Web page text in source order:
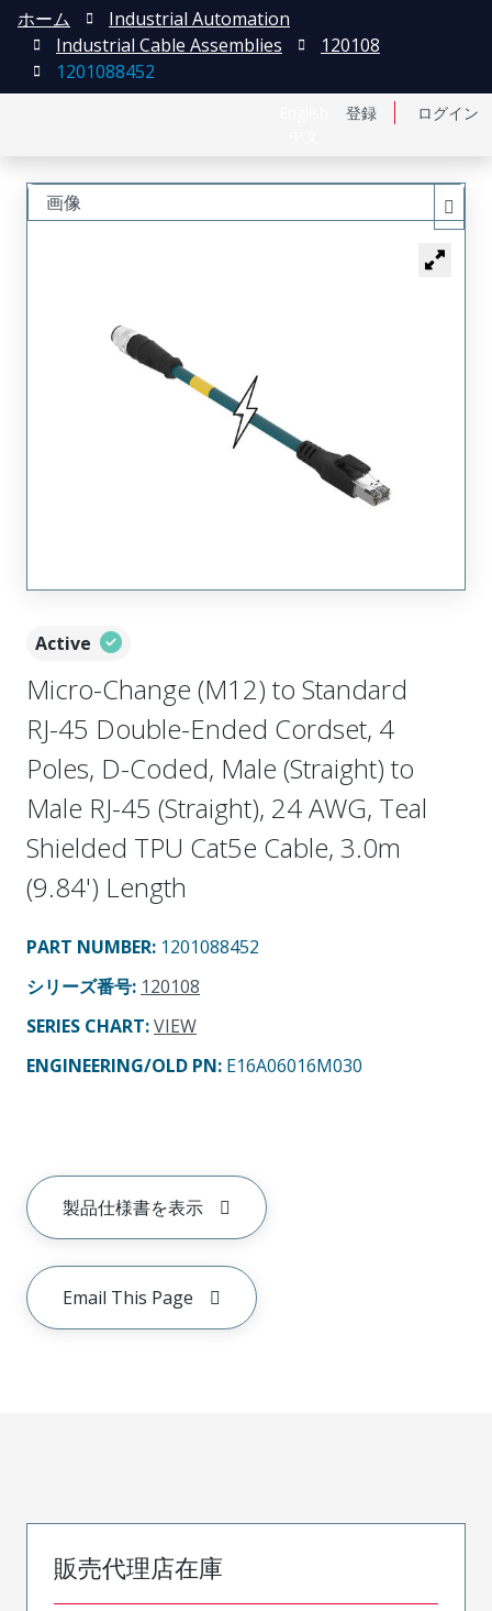
登録 ログイン
ホーム
Industrial Automation
Industrial Cable Assemblies
120108
1201088452
Active
Micro-Change (M12) to Standard
RJ-45 Double-Ended Cordset, 4
Poles, D-Coded, Male (Straight) to
Male RJ-45 (Straight), 24 AWG, Teal
Shielded TPU Cat5e Cable, 3.0m
(9.84') Length
PART NUMBER: 1201088452
シリーズ番号: 120108
SERIES CHART:VIEW
ENGINEERING/OLD PN: E16A06016M030
製品仕様書を表示
Email This Page
画像
販売代理店在庫